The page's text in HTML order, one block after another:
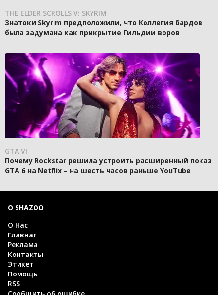
THE ELDER SCROLLS V: SKYRIM
Знатоки Skyrim предположили, что Коллегия бардов
была задумана как прикрытие Гильдии воров
GTA VI
Почему Rockstar решила устроить расширенный показ
GTA 6 на Netflix – на шесть часов раньше YouTube
О SHAZOO
О Нас
Главная
Реклама
Контакты
Этикет
Помощь
RSS